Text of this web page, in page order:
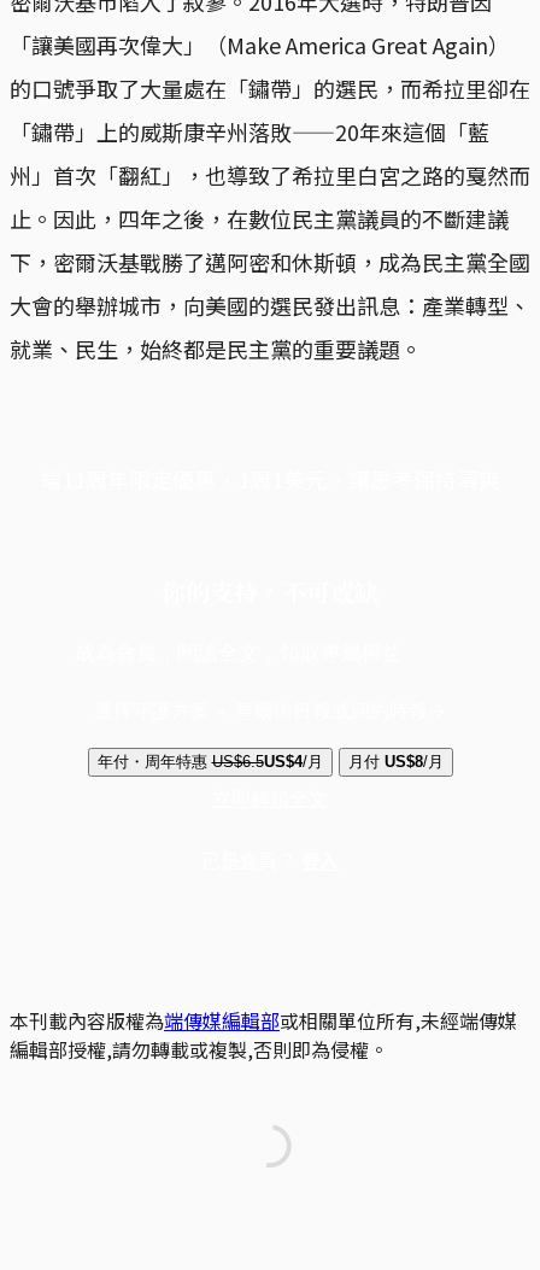
「讓美國再次偉大」（Make America Great Again）
的口號爭取了大量處在「鏽帶」的選民，而希拉里卻在
「鏽帶」上的威斯康辛州落敗——20年來這個「藍
州」首次「翻紅」，也導致了希拉里白宮之路的戛然而
止。因此，四年之後，在數位民主黨議員的不斷建議
下，密爾沃基戰勝了邁阿密和休斯頓，成為民主黨全國
大會的舉辦城市，向美國的選民發出訊息：產業轉型、
就業、民生，始終都是民主黨的重要議題。
年付・周年特惠 US$6.5US$4/月 月付 US$8/月
本刊載內容版權為端傳媒編輯部或相關單位所有,未經端傳媒
編輯部授權,請勿轉載或複製,否則即為侵權。